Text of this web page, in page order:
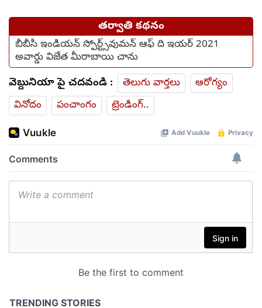
తర్వాతి కథనం
బీబీసీ ఇండియన్‌ స్పోర్ట్స్‌వుమన్ ఆఫ్‌ ది ఇయర్‌ 2021
అవార్డు విజేత మీరాబాయి చాను
వెబ్దునియా పై చదవండి : తెలుగు వార్తలు
ఆరోగ్యం
వినోదం
పంచాంగం ట్రెండింగ్..